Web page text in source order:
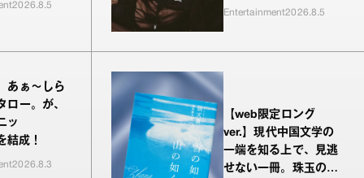
2026.8.5
上等』シーズン2、新
Entertainment2026.8.5
あぁ〜しら
ロー。が、
ッ
結成！
2026.8.3
【web限定ロング
ver.】現代中国文学の
一端を知る上で、見逃
せない一冊。珠玉の編